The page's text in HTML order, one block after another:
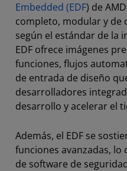
Embedded (EDF) de
completo, modular y de
según el estándar de la
EDF ofrece imágenes
funciones, flujos
de entrada de diseño
desarrolladores
desarrollo y acelerar el
Además, el EDF se
funciones avanzadas,
de software de